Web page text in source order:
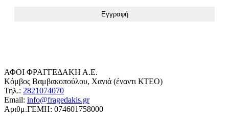
ΑΦΟΙ ΦΡΑΓΓΕΔΑΚΗ Α.Ε.
Κόμβος Βαμβακοπούλου, Χανιά (έναντι ΚΤΕΟ)
Τηλ.: 2821074070
Email: info@fragedakis.gr
Αριθμ.ΓΕΜΗ: 074601758000